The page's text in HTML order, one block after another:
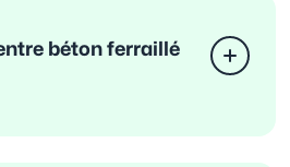
béton ferraillé